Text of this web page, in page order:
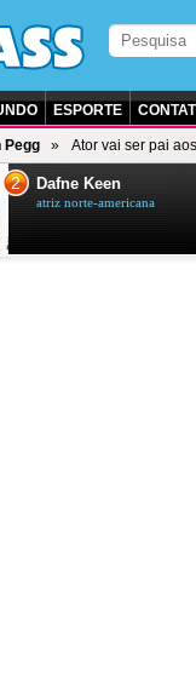
ESPORTE
Pegg Ator vai ser pai
2 Dafne Keen
atriz norte-americana